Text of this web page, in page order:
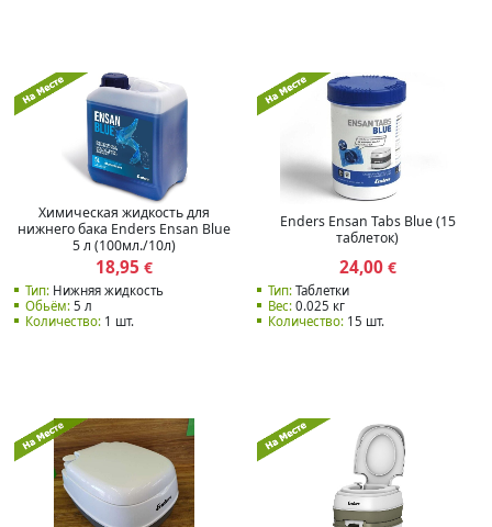
Химическая жидкость для
нижнего бака Enders Ensan Blue
5 л (100мл./10л)
18,95 €
Тип:Нижняя жидкость
Обьём:5 л
Количество:1 шт.
Enders Ensan Tabs Blue (15
таблеток)
24,00€
Тип: Таблетки
Вес: 0.025 кг
Количество: 15 шт.